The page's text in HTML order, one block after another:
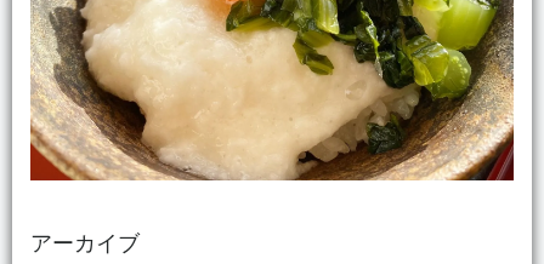
アーカイブ